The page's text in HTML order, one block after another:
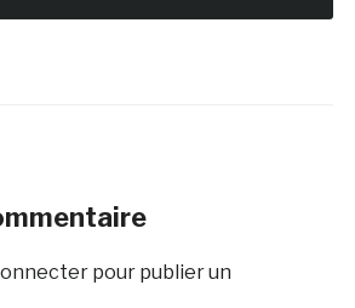
pour publier un